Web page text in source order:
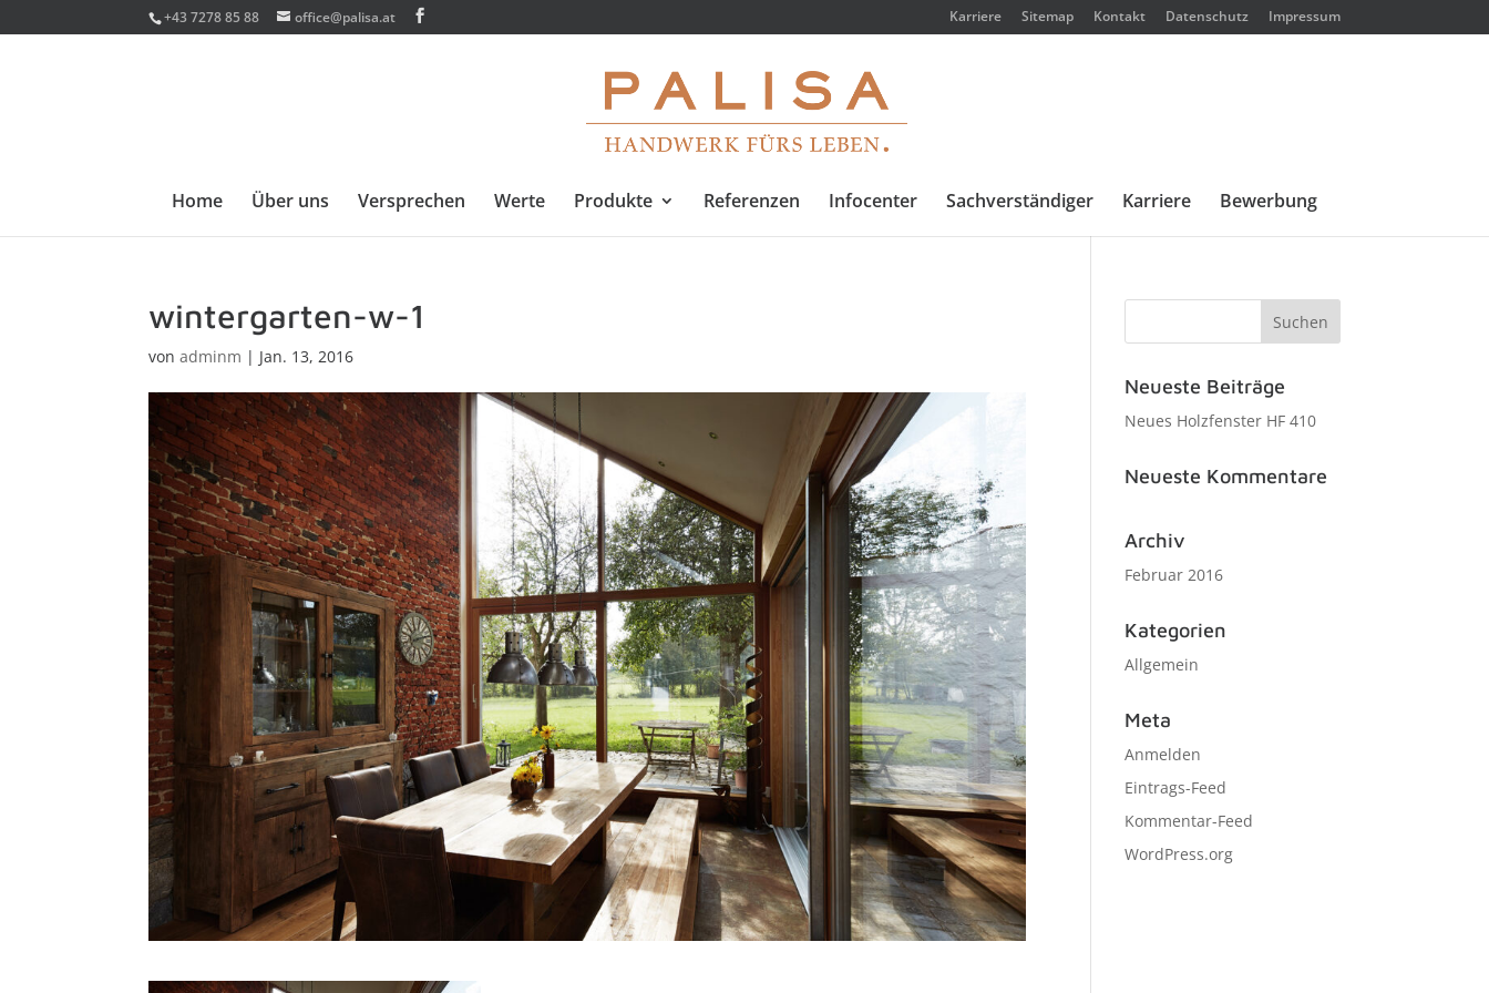
+43 7278 85 88 office@palisa.at Karriere Sitemap Kontakt Datenschutz Impressum
Home Über uns Versprechen Werte Produkte Referenzen Infocenter Sachverständiger Karriere Bewerbung
wintergarten-w-1
vonadminm | Jan. 13, 2016
Neueste Beiträge
Neues Holzfenster HF 410
Neueste Kommentare
Archiv
Februar 2016
Kategorien
Allgemein
Meta
Anmelden
Eintrags-Feed
Kommentar-Feed
WordPress.org